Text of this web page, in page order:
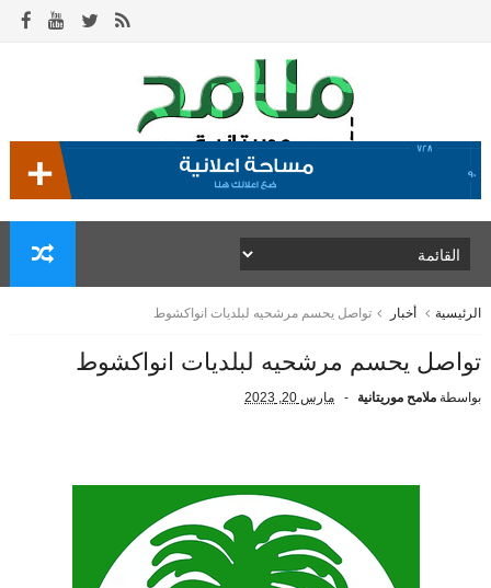
الرئيسية أخبار تواصل يحسم مرشحيه لبلديات انواكشوط
تواصل يحسم مرشحيه لبلديات انواكشوط
بواسطة ملامح موريتانية مارس 20, 2023